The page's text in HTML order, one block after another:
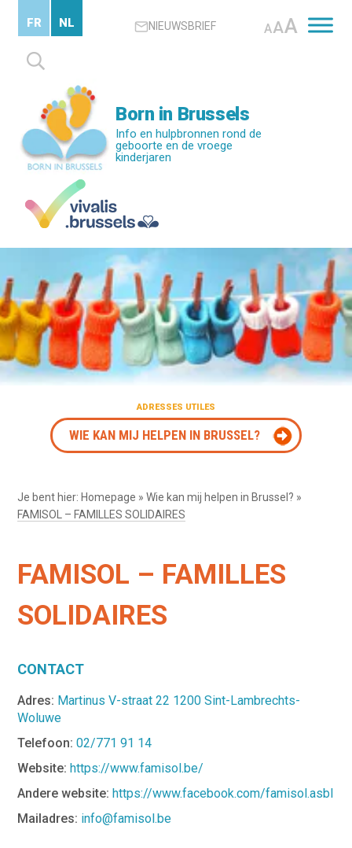
content
NIEUWSBRIEF AAA
Zoeken
naar:
FR NL
Born in Brussels
Info en hulpbronnen rond de
geboorte en de vroege
kinderjaren
ADRESSES UTILES
WIE KAN MIJ HELPEN IN BRUSSEL?
Je bent hier: Homepage »Wie kan mij helpen in Brussel? »
FAMISOL – FAMILLES SOLIDAIRES
FAMISOL – FAMILLES
SOLIDAIRES
CONTACT
Adres: Martinus V-straat 22 1200 Sint-Lambrechts-
Woluwe
Telefoon: 02/771 91 14
Website:https://www.famisol.be/
Andere website: https://www.facebook.com/famisol.asbl
Mailadres: info@famisol.be